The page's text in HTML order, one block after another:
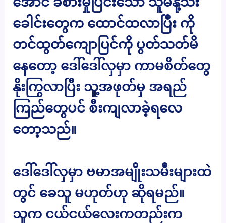
ခေါင်းတွေက ထောင်ထလာပြီး ကို
တင်ထွတ်ကျောပြင်ကို ပွတ်သတ်မိ
နေတော့ ဒေါ်ဒေါ်လှမှာ ကာမစိတ်တွေ
နိုးကြွလာပြီး သူ့အဖုတ်မှ အရည်
ကြည်တွေပင် စီးကျလာခဲ့ရလေ
တော့သည်။
ဒေါ်ဒေါ်လှမှာ ဗမာအမျိုးသမီးများထဲ
တွင် ခေသူ မဟုတ်ဟု ဆိုရမည်။
သူက ငယ်ငယ်လေးကတည်းက